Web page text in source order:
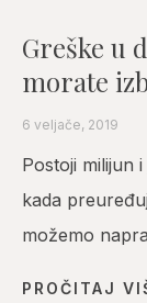
Greške u
morate
6 veljače, 2019
Postoji milijun
kada
možemo
PROČITAJ